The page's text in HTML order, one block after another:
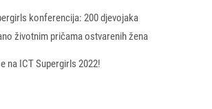
konferencija: 200 djevojaka
životnim pričama ostvarenih žena
na ICT Supergirls 2022!